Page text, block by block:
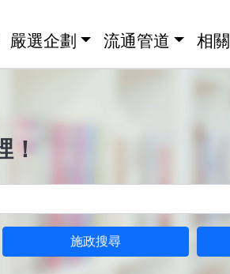
嚴選企劃 流通管道 相
！
施政搜尋